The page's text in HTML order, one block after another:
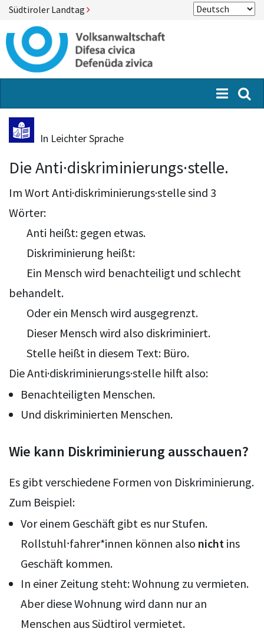
Südtiroler Landtag
Menü
In Leichter Sprache
Die Anti·diskriminierungs·stelle.
Im Wort Anti·diskriminierungs·stelle sind 3
Wörter:
Anti heißt: gegen etwas.
Diskriminierung heißt:
Ein Mensch wird benachteiligt und schlecht
behandelt.
Oder ein Mensch wird ausgegrenzt.
Dieser Mensch wird also diskriminiert.
Stelle heißt in diesem Text: Büro.
Die Anti·diskriminierungs·stelle hilft also:
Benachteiligten Menschen.
Und diskriminierten Menschen.
Wie kann Diskriminierung ausschauen?
Es gibt verschiedene Formen von Diskriminierung.
Zum Beispiel:
Vor einem Geschäft gibt es nur Stufen.
Rollstuhl⸱fahrer*innen können also nicht ins
Geschäft kommen.
In einer Zeitung steht: Wohnung zu vermieten.
Aber diese Wohnung wird dann nur an
Menschen aus Südtirol vermietet.